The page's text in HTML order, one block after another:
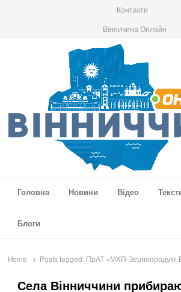
Контакти
Вінничина Онлайн
Головна
Новини Відео
Блоги
Home Posts tagged: ПрАТ «МХП-Зернопродукт
Села Вінниччини